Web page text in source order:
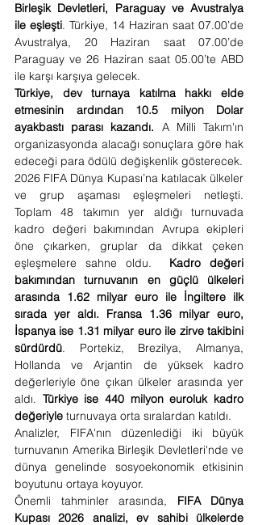
Birleşik Devletleri, Paraguay ve Avustralya
ile eşleşti. Türkiye, 14 Haziran saat 07.00’de
Avustralya, 20 Haziran saat 07.00’de
Paraguay ve 26 Haziran saat 05.00’te ABD
ile karşı karşıya gelecek.
Türkiye, dev turnaya katılma hakkı elde
etmesinin ardından 10.5 milyon Dolar
ayakbastı parası kazandı. A Milli Takım'ın
organizasyonda alacağı sonuçlara göre hak
edeceği para ödülü değişkenlik gösterecek.
2026 FIFA Dünya Kupası’na katılacak ülkeler
ve grup aşaması eşleşmeleri netleşti.
Toplam 48 takımın yer aldığı turnuvada
kadro değeri bakımından Avrupa ekipleri
öne çıkarken, gruplar da dikkat çeken
eşleşmelere sahne oldu. Kadro değeri
bakımından turnuvanın en güçlü ülkeleri
arasında 1.62 milyar euro ile İngiltere ilk
sırada yer aldı. Fransa 1.36 milyar euro,
İspanya ise 1.31 milyar euro ile zirve takibini
sürdürdü. Portekiz, Brezilya, Almanya,
Hollanda ve Arjantin de yüksek kadro
değerleriyle öne çıkan ülkeler arasında yer
aldı. Türkiye ise 440 milyon euroluk kadro
değeriyle turnuvaya orta sıralardan katıldı.
Analizler, FIFA'nın düzenlediği iki büyük
turnuvanın Amerika Birleşik Devletleri'nde ve
dünya genelinde sosyoekonomik etkisinin
boyutunu ortaya koyuyor.
Önemli tahminler arasında, FIFA Dünya
Kupası 2026 analizi, ev sahibi ülkelerde